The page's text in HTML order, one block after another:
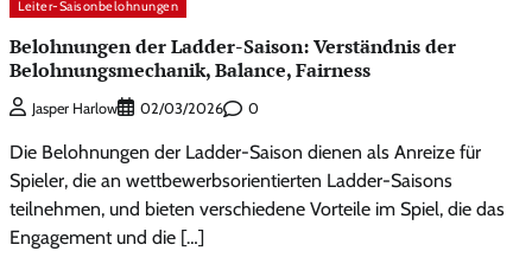
Leiter-Saisonbelohnungen
Belohnungen der Ladder-Saison: Verständnis der
Belohnungsmechanik, Balance, Fairness
Jasper Harlow 02/03/2026 0
Die Belohnungen der Ladder-Saison dienen als Anreize für
Spieler, die an wettbewerbsorientierten Ladder-Saisons
teilnehmen, und bieten verschiedene Vorteile im Spiel, die das
Engagement und die […]